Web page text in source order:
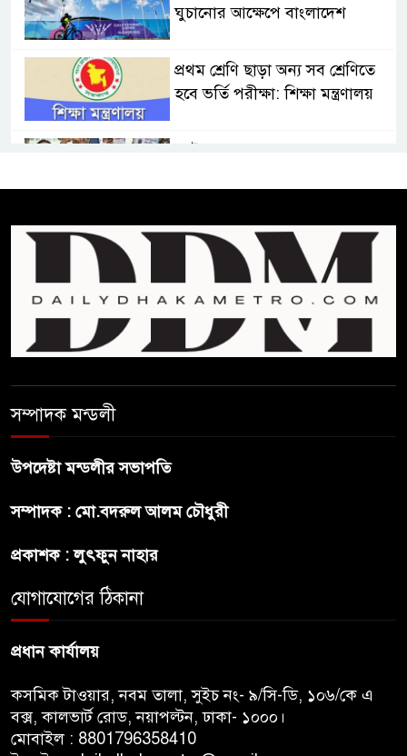
ঘুচানোর আক্ষেপে বাংলাদেশ
প্রথম শ্রেণি ছাড়া অন্য সব শ্রেণিতে
হবে ভর্তি পরীক্ষা: শিক্ষা মন্ত্রণালয়
কাউকে অসম্মান করতে নয়,
রাষ্ট্রপতি নির্বাচন ২০ আগষ্ট
প্রীতির সাথে প্রেম নয় ছিল গভীর
বন্ধুত্ব : ব্রেট লি
আমরা যদি বলি জুলাই কার, তাহলে
তো জুলাই কারওই থাকবে না:
সম্পাদক মন্ডলী
উপদেষ্টা মন্ডলীর সভাপতি
সম্পাদক : মো.বদরুল আলম চৌধুরী
প্রকাশক : লুৎফুন নাহার
যোগাযোগের ঠিকানা
প্রধান কার্যালয়
কসমিক টাওয়ার, নবম তালা, সুইচ নং- ৯/সি-ডি, ১০৬/কে এ
বক্স, কালভার্ট রোড, নয়াপল্টন, ঢাকা- ১০০০।
মোবাইল : 8801796358410